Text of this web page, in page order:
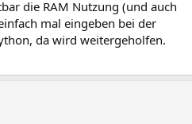
die RAM Nutzung (und auch
mal eingeben bei der
da wird weitergeholfen.